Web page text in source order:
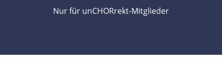
Nur für unCHORrekt-Mitglieder